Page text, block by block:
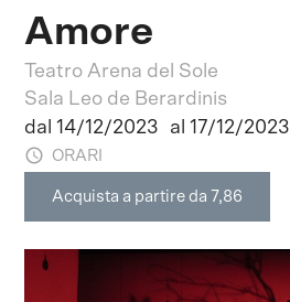
Amore
Teatro Arena del Sole
Sala Leo de Berardinis
dal 14/12/2023
al 17/12/2023
ORARI
Acquista a partire da 7,86